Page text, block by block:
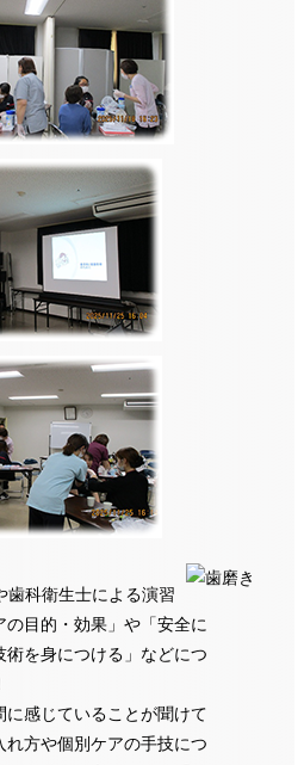
歯科衛生士による演習
の目的・効果」や「安全に
術を身につける」などにつ
に感じていることが聞けて
れ方や個別ケアの手技につ